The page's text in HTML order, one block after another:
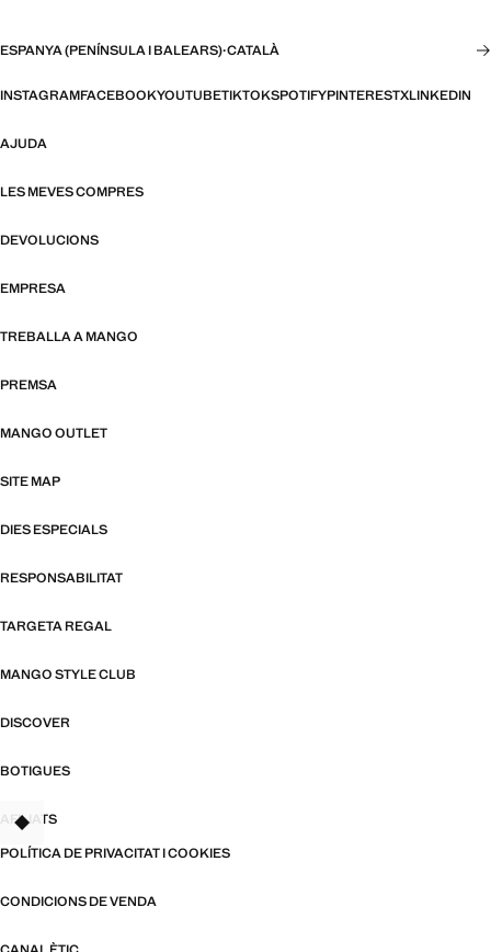
ESPANYA (PENÍNSULA I BALEARS)·CATALÀ
INSTAGRAMFACEBOOKYOUTUBETIKTOKSPOTIFYPINTERESTXLINKEDIN
AJUDA
LES MEVES COMPRES
DEVOLUCIONS
EMPRESA
TREBALLA A MANGO
PREMSA
MANGO OUTLET
SITE MAP
DIES ESPECIALS
RESPONSABILITAT
TARGETA REGAL
MANGO STYLE CLUB
DISCOVER
BOTIGUES
AFILIATS
POLÍTICA DE PRIVACITAT I COOKIES
CONDICIONS DE VENDA